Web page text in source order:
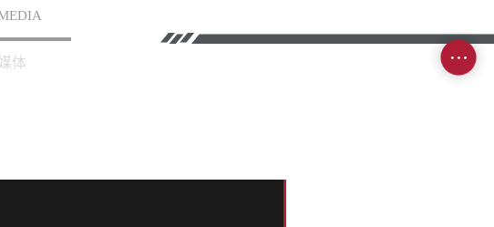
体